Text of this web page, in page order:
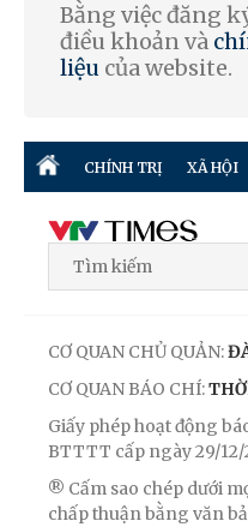
Bằng việc đăng
điều khoản và
liệu của website.
CHÍNH TRỊ XÃ HỘI
CƠ QUAN CHỦ QUẢN:
CƠ QUAN BÁO CHÍ:
Giấy phép hoạt động
BTTTT cấp ngày 29/12/
® Cấm sao chép dưới
chấp thuận bằng văn